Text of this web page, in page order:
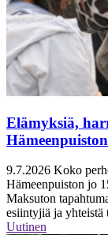
Elämyksiä,
9.7.2026 Koko
Hämeenpuiston jo
Maksuton
esiintyjiä ja yhteistä
Uutinen